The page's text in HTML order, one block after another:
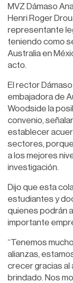
MVZ Dámaso
Henri Roger
representante
teniendo como
Australia en
acto.
El rector
embajadora de
Woodside la
convenio,
establecer
sectores,
a los mejores
investigación.
Dijo que esta
estudiantes y
quienes podrán
importante
“Tenemos
alianzas,
crecer gracias al
brindado. Nos